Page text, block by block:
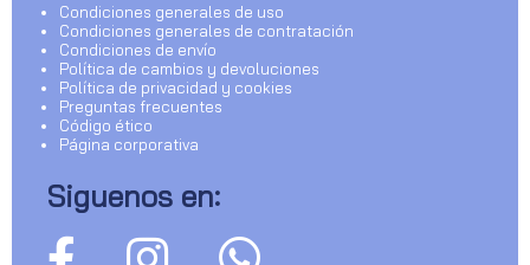
Condiciones generales de uso
Condiciones generales de contratación
Condiciones de envío
Política de cambios y devoluciones
Política de privacidad y cookies
Preguntas frecuentes
Código ético
Página corporativa
Siguenos en: